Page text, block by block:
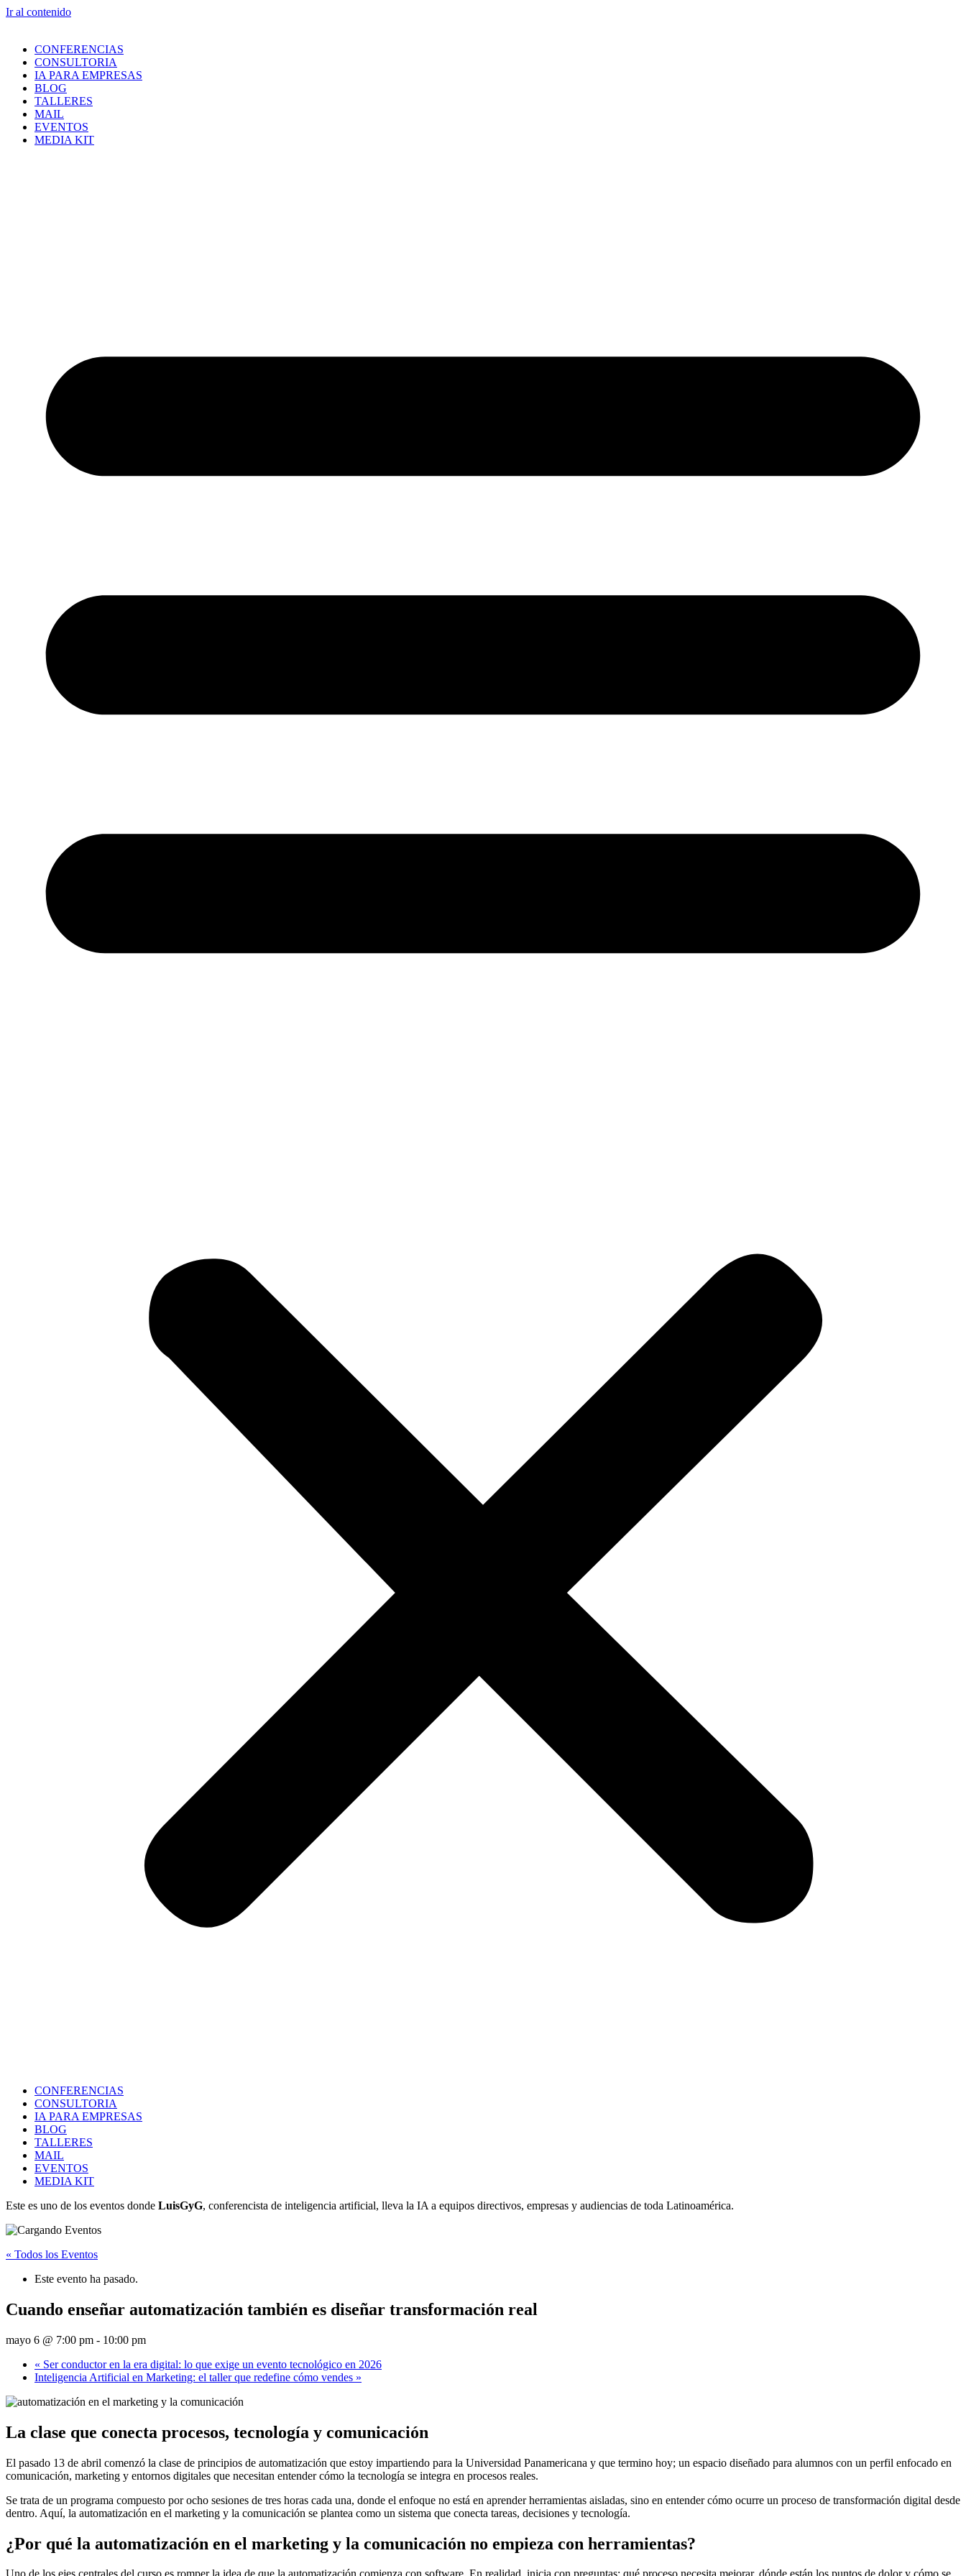
Ir al contenido
CONFERENCIAS
CONSULTORIA
IA PARA EMPRESAS
BLOG
TALLERES
MAIL
EVENTOS
MEDIA KIT
CONFERENCIAS
CONSULTORIA
IA PARA EMPRESAS
BLOG
TALLERES
MAIL
EVENTOS
MEDIA KIT
Este es uno de los eventos donde LuisGyG, conferencista de inteligencia artificial, lleva la IA a equipos directivos, empresas y audiencias de toda Latinoamérica.
« Todos los Eventos
Este evento ha pasado.
Cuando enseñar automatización también es diseñar transformación real
mayo 6 @ 7:00 pm - 10:00 pm
« Ser conductor en la era digital: lo que exige un evento tecnológico en 2026
Inteligencia Artificial en Marketing: el taller que redefine cómo vendes »
La clase que conecta procesos, tecnología y comunicación
El pasado 13 de abril comenzó la clase de principios de automatización que estoy impartiendo para la Universidad Panamericana y que termino hoy; un espacio diseñado para alumnos con un perfil enfocado en
comunicación, marketing y entornos digitales que necesitan entender cómo la tecnología se integra en procesos reales.
Se trata de un programa compuesto por ocho sesiones de tres horas cada una, donde el enfoque no está en aprender herramientas aisladas, sino en entender cómo ocurre un proceso de transformación digital desde
dentro. Aquí, la automatización en el marketing y la comunicación se plantea como un sistema que conecta tareas, decisiones y tecnología.
¿Por qué la automatización en el marketing y la comunicación no empieza con herramientas?